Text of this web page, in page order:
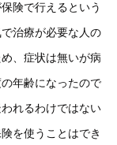
険で行えるという
治療が必要な人の
、症状は無いが病
年齢になったので
れるわけではない
を使うことはでき